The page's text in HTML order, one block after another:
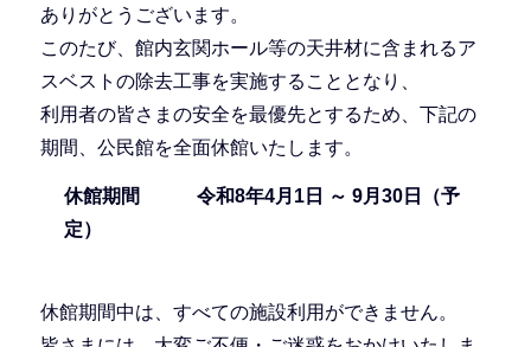
ありがとうございます。
このたび、館内玄関ホール等の天井材に含まれるア
スベストの除去工事を実施することとなり、
利用者の皆さまの安全を最優先とするため、下記の
期間、公民館を全面休館いたします。
休館期間 令和8年4月1日 ～ 9月30日（予
定）
休館期間中は、すべての施設利用ができません。